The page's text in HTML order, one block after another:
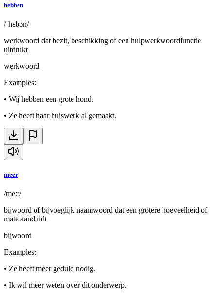
hebben
/ˈhɛbən/
werkwoord dat bezit, beschikking of een hulpwerkwoordfunctie
uitdrukt
werkwoord
Examples:
• Wij hebben een grote hond.
• Ze heeft haar huiswerk al gemaakt.
meer
/meːr/
bijwoord of bijvoeglijk naamwoord dat een grotere hoeveelheid of
mate aanduidt
bijwoord
Examples:
• Ze heeft meer geduld nodig.
• Ik wil meer weten over dit onderwerp.